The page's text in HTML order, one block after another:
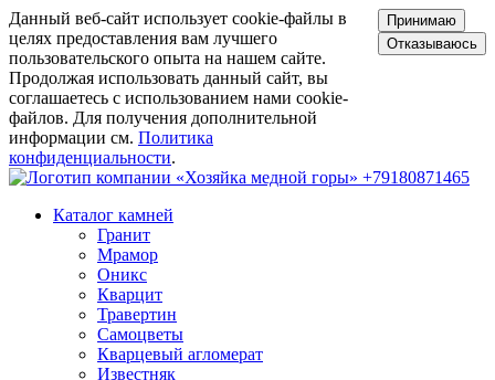
Данный веб-сайт использует cookie-файлы в
целях предоставления вам лучшего
пользовательского опыта на нашем сайте.
Продолжая использовать данный сайт, вы
соглашаетесь с использованием нами cookie-
файлов. Для получения дополнительной
информации см. Политика
конфиденциальности.
Принимаю
Отказываюсь
+79180871465
Каталог камней
Гранит
Мрамор
Оникс
Кварцит
Травертин
Самоцветы
Кварцевый агломерат
Известняк